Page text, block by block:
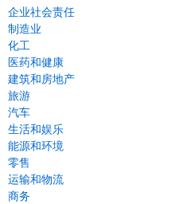
企业社会责任
制造业
化工
医药和健康
建筑和房地产
旅游
汽车
生活和娱乐
能源和环境
零售
运输和物流
商务